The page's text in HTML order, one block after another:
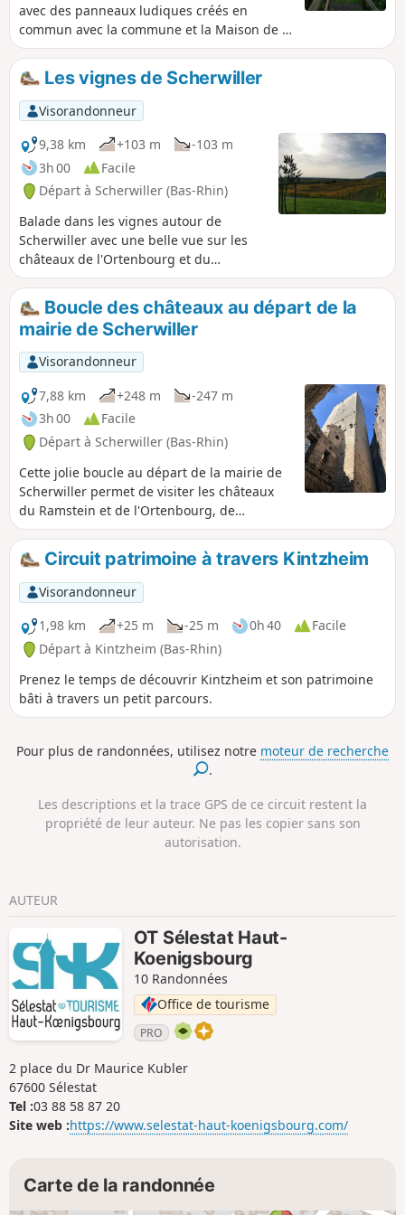
avec des panneaux ludiques créés en
commun avec la commune et la Maison de la
Nature de Muttersholtz. Grand tour balisé
par le Club Vosgien avec un Anneau Rouge.
Les vignes de Scherwiller
Visorandonneur
9,38 km
+103 m
-103 m
3h 00
Facile
Départ à Scherwiller (Bas-Rhin)
Balade dans les vignes autour de
Scherwiller avec une belle vue sur les
châteaux de l'Ortenbourg et du
Ramstein.
Boucle des châteaux au départ de la
mairie de Scherwiller
Visorandonneur
7,88 km
+248 m
-247 m
3h 00
Facile
Départ à Scherwiller (Bas-Rhin)
Cette jolie boucle au départ de la mairie de
Scherwiller permet de visiter les châteaux
du Ramstein et de l'Ortenbourg, de
traverser les vignes et d'évoluer dans la
superbe forêt de l'Ortenberg. Très beaux
panoramas sur la plaine d'Alsace, le Haut
Koenigsbourg et les Vosges.
Circuit patrimoine à travers Kintzheim
Visorandonneur
1,98 km
+25 m -25 m 0h 40
Facile
Départ à Kintzheim (Bas-Rhin)
Prenez le temps de découvrir Kintzheim et son patrimoine
bâti à travers un petit parcours.
Pour plus de randonnées, utilisez notre moteur de recherche
.
Les descriptions et la trace GPS de ce circuit restent la
propriété de leur auteur. Ne pas les copier sans son
autorisation.
AUTEUR
OT Sélestat Haut-
Koenigsbourg
10 Randonnées
Office de tourisme
PRO
2 place du Dr Maurice Kubler
67600 Sélestat
Tel :03 88 58 87 20
Site web :https://www.selestat-haut-koenigsbourg.com/
Carte de la randonnée